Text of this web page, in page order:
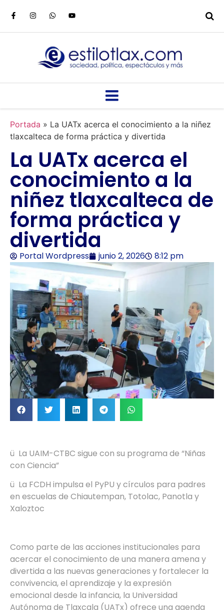
Portada » La UATx acerca el conocimiento a la niñez
tlaxcalteca de forma práctica y divertida
La UATx acerca el
conocimiento a la
niñez tlaxcalteca de
forma práctica y
divertida
Portal Wordpress junio 2, 2026 8:12 pm
ü La UAIM-CTBC sigue con su programa de “Niñas
con Ciencia”
ü La FCDH impulsa el PyPU y círculos para padres
en escuelas de Chiautempan, Totolac, Panotla y
Xaloztoc
Como parte de las acciones institucionales para
acercar el conocimiento de una manera amena y
divertida a las nuevas generaciones y fortalecer la
convivencia, el aprendizaje y la expresión
emocional desde la infancia, la Universidad
Autónoma de Tlaxcala (UATx) ofrece una agenda